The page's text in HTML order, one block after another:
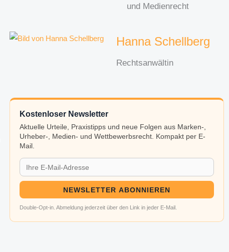
und Medienrecht
Hanna Schellberg
Rechtsanwältin
Kostenloser Newsletter
Aktuelle Urteile, Praxistipps und neue Folgen aus Marken-,
Urheber-, Medien- und Wettbewerbsrecht. Kompakt per E-
Mail.
NEWSLETTER ABONNIEREN
Double-Opt-in. Abmeldung jederzeit über den Link in jeder E-Mail.